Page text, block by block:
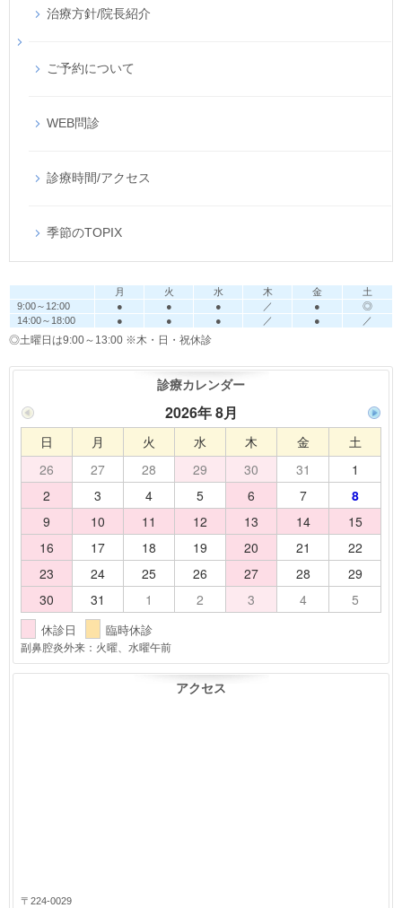
治療方針/院長紹介
ご予約について
WEB問診
診療時間/アクセス
季節のTOPIX
月 火 水 木 金
土
9:00～12:00
● ● ● ／ ●
◎
14:00～18:00
● ● ● ／ ● ／
◎土曜日は9:00～13:00 ※木・日・祝休診
診療カレンダー
2026年 8月
日 月 火 水 木 金
土
26
27 28 29 30 31
1
2
3 4 5 6 7
8
9
10 11 12 13 14
15
16
17 18 19 20 21
22
23
24 25 26 27 28
29
30
31 1 2 3 4 5
休診日 臨時休診
副鼻腔炎外来：火曜、水曜午前
アクセス
〒224-0029